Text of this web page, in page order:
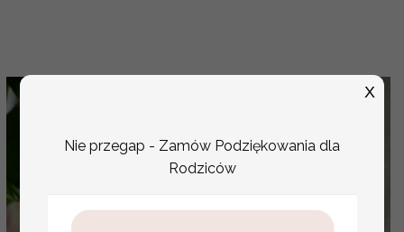
Nie przegap - Zamów Podziękowania dla
Rodziców
X